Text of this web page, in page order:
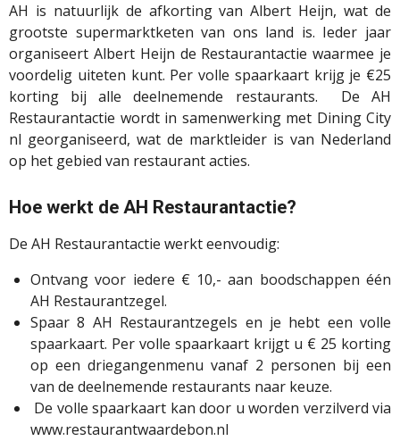
AH is natuurlijk de afkorting van Albert Heijn, wat de
grootste supermarktketen van ons land is. Ieder jaar
organiseert Albert Heijn de Restaurantactie waarmee je
voordelig uiteten kunt. Per volle spaarkaart krijg je €25
korting bij alle deelnemende restaurants. De AH
Restaurantactie wordt in samenwerking met Dining City
nl georganiseerd, wat de marktleider is van Nederland
op het gebied van restaurant acties.
Hoe werkt de AH Restaurantactie?
De AH Restaurantactie werkt eenvoudig:
Ontvang voor iedere € 10,- aan boodschappen één
AH Restaurantzegel.
Spaar 8 AH Restaurantzegels en je hebt een volle
spaarkaart. Per volle spaarkaart krijgt u € 25 korting
op een driegangenmenu vanaf 2 personen bij een
van de deelnemende restaurants naar keuze.
De volle spaarkaart kan door u worden verzilverd via
www.restaurantwaardebon.nl